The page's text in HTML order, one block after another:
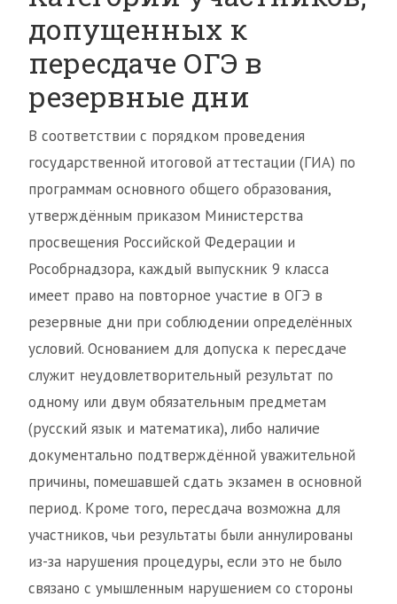
допущенных к
пересдаче ОГЭ в
резервные дни
В соответствии с порядком проведения
государственной итоговой аттестации (ГИА) по
программам основного общего образования,
утверждённым приказом Министерства
просвещения Российской Федерации и
Рособрнадзора, каждый выпускник 9 класса
имеет право на повторное участие в ОГЭ в
резервные дни при соблюдении определённых
условий. Основанием для допуска к пересдаче
служит неудовлетворительный результат по
одному или двум обязательным предметам
(русский язык и математика), либо наличие
документально подтверждённой уважительной
причины, помешавшей сдать экзамен в основной
период. Кроме того, пересдача возможна для
участников, чьи результаты были аннулированы
из-за нарушения процедуры, если это не было
связано с умышленным нарушением со стороны